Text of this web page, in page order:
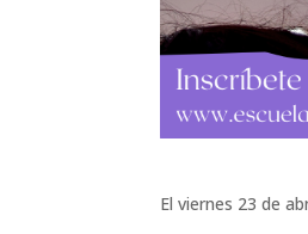
El viernes 23 de